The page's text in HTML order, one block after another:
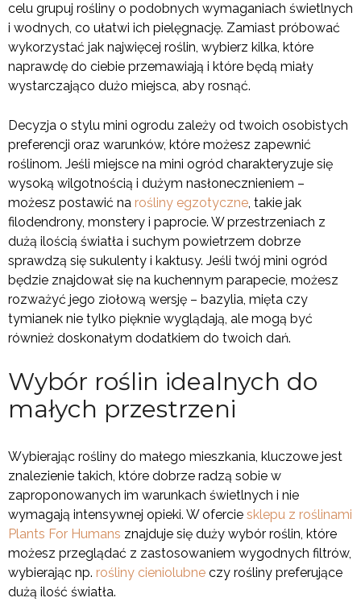
celu grupuj rośliny o podobnych wymaganiach świetlnych
i wodnych, co ułatwi ich pielęgnację. Zamiast próbować
wykorzystać jak najwięcej roślin, wybierz kilka, które
naprawdę do ciebie przemawiają i które będą miały
wystarczająco dużo miejsca, aby rosnąć.
Decyzja o stylu mini ogrodu zależy od twoich osobistych
preferencji oraz warunków, które możesz zapewnić
roślinom. Jeśli miejsce na mini ogród charakteryzuje się
wysoką wilgotnością i dużym nasłonecznieniem –
możesz postawić na rośliny egzotyczne, takie jak
filodendrony, monstery i paprocie. W przestrzeniach z
dużą ilością światła i suchym powietrzem dobrze
sprawdzą się sukulenty i kaktusy. Jeśli twój mini ogród
będzie znajdował się na kuchennym parapecie, możesz
rozważyć jego ziołową wersję – bazylia, mięta czy
tymianek nie tylko pięknie wyglądają, ale mogą być
również doskonałym dodatkiem do twoich dań.
Wybór roślin idealnych do
małych przestrzeni
Wybierając rośliny do małego mieszkania, kluczowe jest
znalezienie takich, które dobrze radzą sobie w
zaproponowanych im warunkach świetlnych i nie
wymagają intensywnej opieki. W ofercie sklepu z roślinami
Plants For Humans znajduje się duży wybór roślin, które
możesz przeglądać z zastosowaniem wygodnych filtrów,
wybierając np. rośliny cieniolubne czy rośliny preferujące
dużą ilość światła.